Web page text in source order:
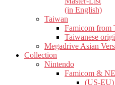
(in English)
Taiwan
Famicom from
Taiwanese
Megadrive Asian
Collection
Nintendo
Famicom &
(US-EU)